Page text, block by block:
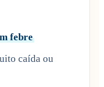
febre
caída ou